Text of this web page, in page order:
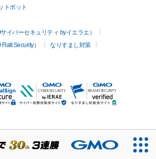
トボット
イバーセキュリティ byイエラエ）
Security）
なりすまし対策